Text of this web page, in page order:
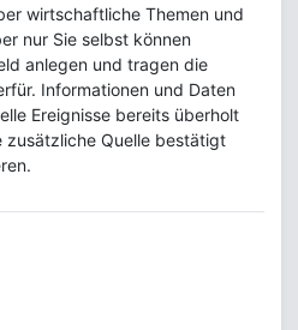
wirtschaftliche Themen und
nur Sie selbst können
anlegen und tragen die
Informationen und Daten
Ereignisse bereits überholt
zusätzliche Quelle bestätigt